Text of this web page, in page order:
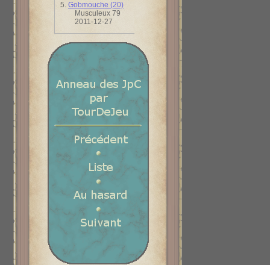
5. Gobmouche (20)
Musculeux 79
2011-12-27